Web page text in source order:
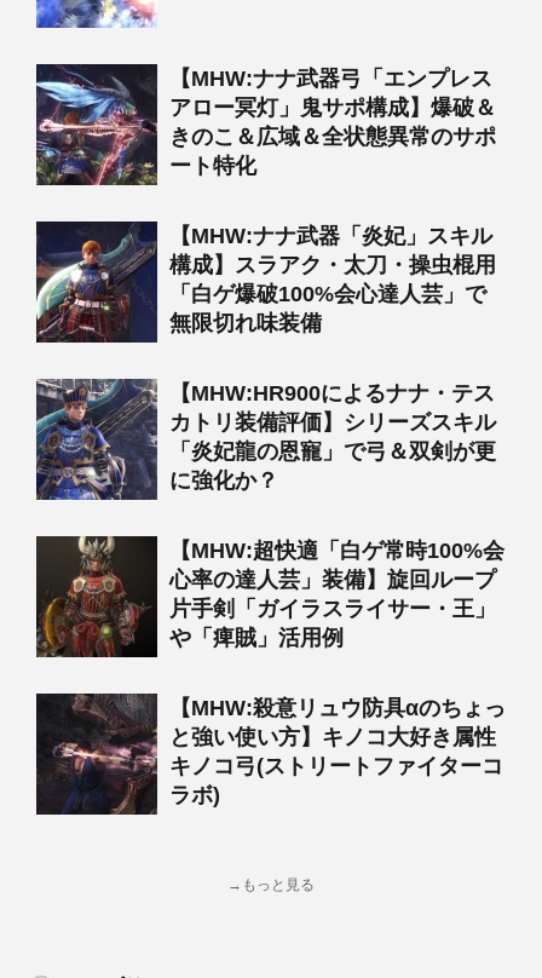
【MHW:ナナ武器弓「エンプレス
アロー冥灯」鬼サポ構成】爆破＆
きのこ＆広域＆全状態異常のサポ
ート特化
【MHW:ナナ武器「炎妃」スキル
構成】スラアク・太刀・操虫棍用
「白ゲ爆破100%会心達人芸」で
無限切れ味装備
【MHW:HR900によるナナ・テス
カトリ装備評価】シリーズスキル
「炎妃龍の恩寵」で弓＆双剣が更
に強化か？
【MHW:超快適「白ゲ常時100%会
心率の達人芸」装備】旋回ループ
片手剣「ガイラスライサー・王」
や「痺賊」活用例
【MHW:殺意リュウ防具αのちょっ
と強い使い方】キノコ大好き属性
キノコ弓(ストリートファイターコ
ラボ)
→もっと見る